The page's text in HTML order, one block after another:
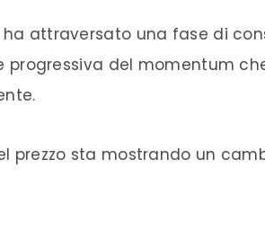
ha attraversato una fase di
progressiva del momentum
prezzo sta mostrando un